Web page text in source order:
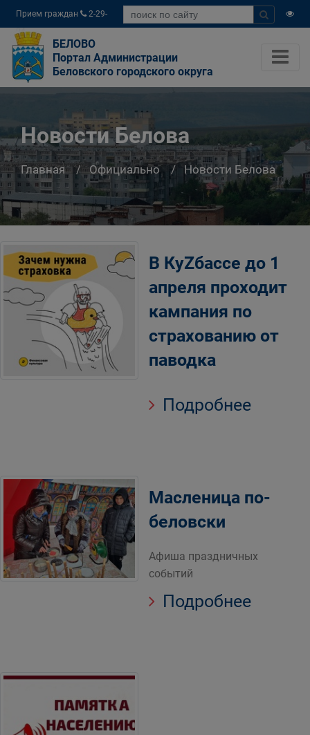
Прием граждан
2-29-
04
БЕЛОВО
Портал Администрации
Беловского городского округа
Новости Белова
Главная Официально Новости Белова
В КуZбассе до 1
апреля проходит
кампания по
страхованию от
паводка
Подробнее
Масленица по-
беловски
Афиша праздничных
событий
Подробнее